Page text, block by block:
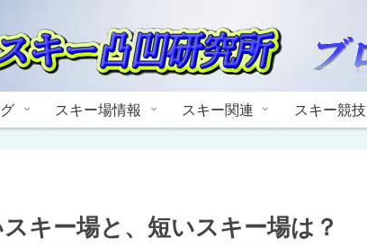
スキー場情報 スキー関連 スキー競技
キー場と、短いスキー場は？